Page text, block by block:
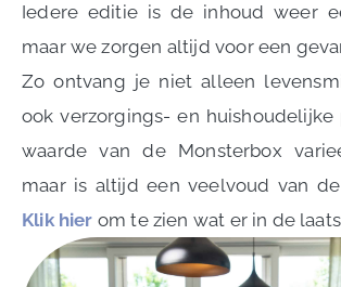
Iedere editie is de inhoud weer
maar we zorgen altijd voor een
Zo ontvang je niet alleen
ook verzorgings- en huishoudelijke
waarde van de Monsterbox
maar is altijd een veelvoud van de
Klik hier om te zien wat er in de